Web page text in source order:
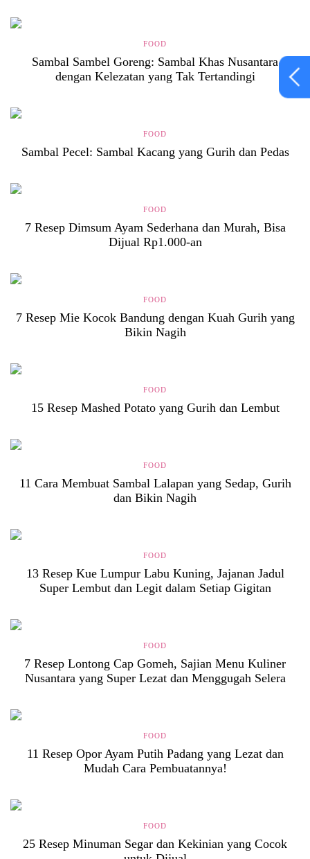
FOOD
Sambal Sambel Goreng: Sambal Khas Nusantara
dengan Kelezatan yang Tak Tertandingi
FOOD
Sambal Pecel: Sambal Kacang yang Gurih dan Pedas
FOOD
7 Resep Dimsum Ayam Sederhana dan Murah, Bisa
Dijual Rp1.000-an
FOOD
7 Resep Mie Kocok Bandung dengan Kuah Gurih yang
Bikin Nagih
FOOD
15 Resep Mashed Potato yang Gurih dan Lembut
FOOD
11 Cara Membuat Sambal Lalapan yang Sedap, Gurih
dan Bikin Nagih
FOOD
13 Resep Kue Lumpur Labu Kuning, Jajanan Jadul
Super Lembut dan Legit dalam Setiap Gigitan
FOOD
7 Resep Lontong Cap Gomeh, Sajian Menu Kuliner
Nusantara yang Super Lezat dan Menggugah Selera
FOOD
11 Resep Opor Ayam Putih Padang yang Lezat dan
Mudah Cara Pembuatannya!
FOOD
25 Resep Minuman Segar dan Kekinian yang Cocok